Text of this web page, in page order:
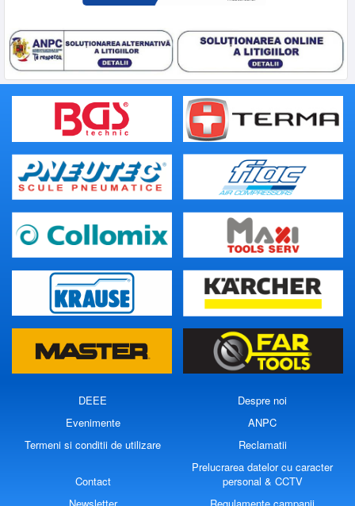
DEEE
Despre noi
Evenimente
ANPC
Termeni si conditii de utilizare
Reclamatii
Contact
Prelucrarea datelor cu caracter
personal & CCTV